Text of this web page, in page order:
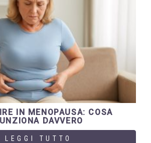
IN MENOPAUSA: COSA
DAVVERO
LEGGI TUTTO